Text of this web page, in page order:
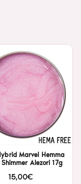
Marvel Hemma
Shimmer Alezori 17g
15,00€